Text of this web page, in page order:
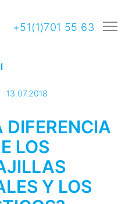
+51(1)701 55 63
13.07.2018
DIFERENCIA
LOS
Y LOS